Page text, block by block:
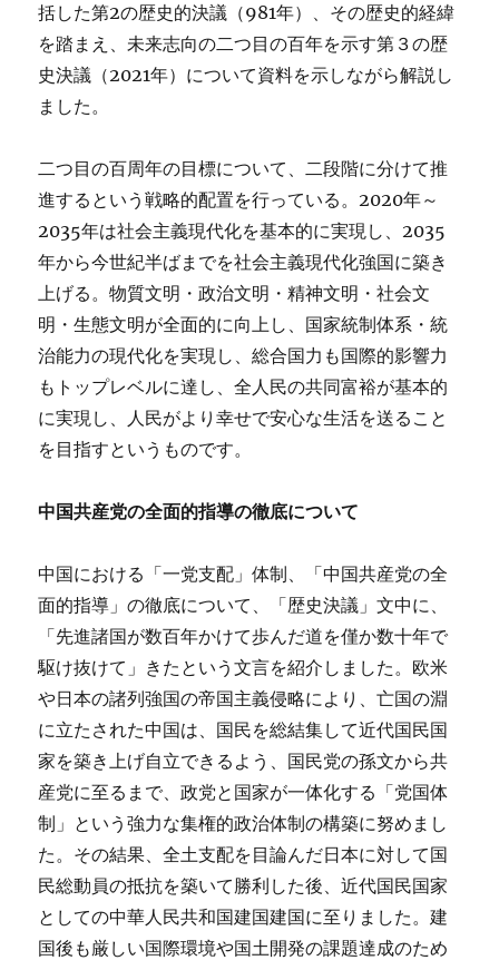
括した第2の歴史的決議（981年）、その歴史的経緯
を踏まえ、未来志向の二つ目の百年を示す第３の歴
史決議（2021年）について資料を示しながら解説し
ました。
二つ目の百周年の目標について、二段階に分けて推
進するという戦略的配置を行っている。2020年～
2035年は社会主義現代化を基本的に実現し、2035
年から今世紀半ばまでを社会主義現代化強国に築き
上げる。物質文明・政治文明・精神文明・社会文
明・生態文明が全面的に向上し、国家統制体系・統
治能力の現代化を実現し、総合国力も国際的影響力
もトップレベルに達し、全人民の共同富裕が基本的
に実現し、人民がより幸せで安心な生活を送ること
を目指すというものです。
中国共産党の全面的指導の徹底について
中国における「一党支配」体制、「中国共産党の全
面的指導」の徹底について、「歴史決議」文中に、
「先進諸国が数百年かけて歩んだ道を僅か数十年で
駆け抜けて」きたという文言を紹介しました。欧米
や日本の諸列強国の帝国主義侵略により、亡国の淵
に立たされた中国は、国民を総結集して近代国民国
家を築き上げ自立できるよう、国民党の孫文から共
産党に至るまで、政党と国家が一体化する「党国体
制」という強力な集権的政治体制の構築に努めまし
た。その結果、全土支配を目論んだ日本に対して国
民総動員の抵抗を築いて勝利した後、近代国民国家
としての中華人民共和国建国建国に至りました。建
国後も厳しい国際環境や国土開発の課題達成のため